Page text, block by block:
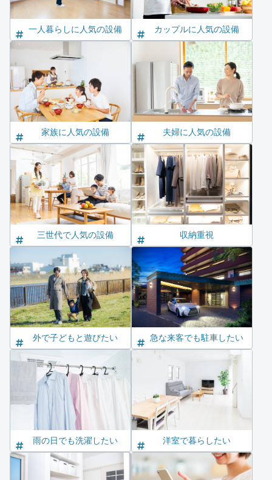
一人暮らしに人気の設備 カップルに人気の設備
家族に人気の設備 夫婦に人気の設備
三世代で人気の設備 収納重視
外で子どもと遊びたい 急な来客でも駐車したい
雨の日でも洗濯したい 洋室で暮らしたい